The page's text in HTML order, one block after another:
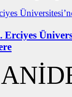
Erciyes